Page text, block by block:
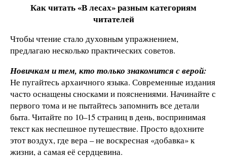
Как читать «В лесах» разным категориям
читателей
Чтобы чтение стало духовным упражнением,
предлагаю несколько практических советов.
Новичкам и тем, кто только знакомится с верой:
Не пугайтесь архаичного языка. Современные издания
часто оснащены сносками и пояснениями. Начинайте с
первого тома и не пытайтесь запомнить все детали
быта. Читайте по 10–15 страниц в день, воспринимая
текст как неспешное путешествие. Просто вдохните
этот воздух, где вера – не воскресная «добавка» к
жизни, а самая её сердцевина.